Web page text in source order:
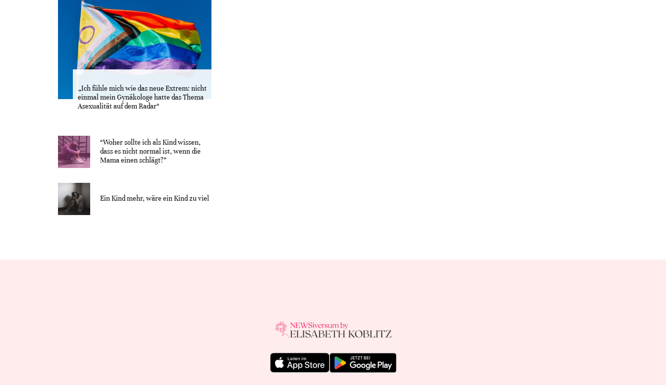
„Ich fühle mich wie das neue Extrem: nicht
einmal mein Gynäkologe hatte das Thema
Asexualität auf dem Radar“
“Woher sollte ich als Kind wissen,
dass es nicht normal ist, wenn die
Mama einen schlägt?”
Ein Kind mehr, wäre ein Kind zu viel